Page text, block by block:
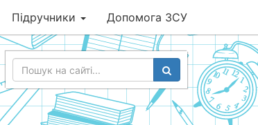
Підручники Допомога ЗСУ